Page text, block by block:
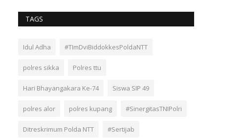
TAGS
Idul Adha #TImDviBiddokkesPoldaNTT
polres sikka Polres ttu
Hari Bhayangakara Ke-74 Siswa SIP 49
polres alor polres kupang #SinergitasTNIPolri
Ditreskrimum Polda NTT #Sertijab